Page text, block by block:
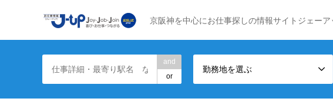
京阪神を中心にお仕事探しの情報サイトジェーア
and
or
勤務地を選ぶ